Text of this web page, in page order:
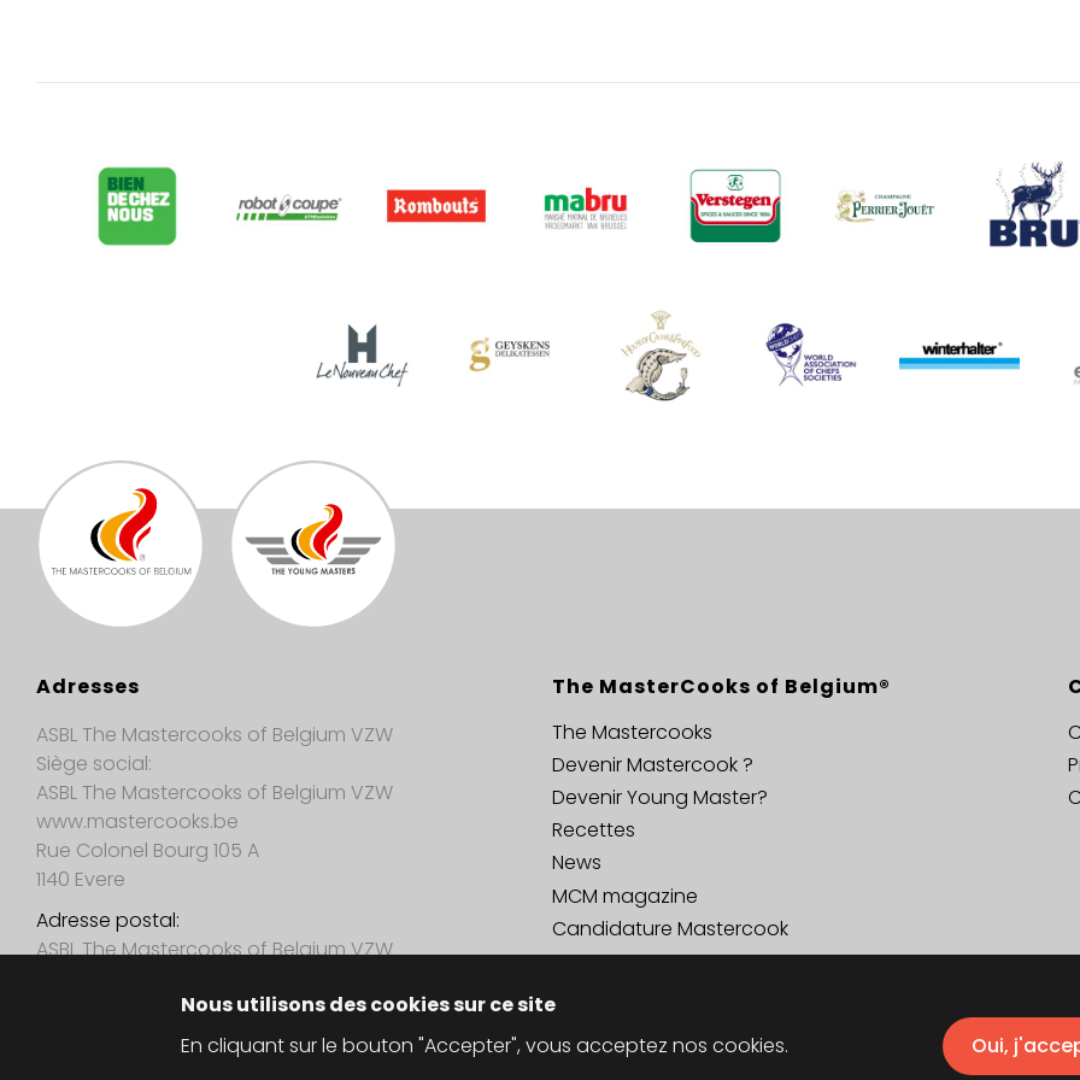
Adresses
ASBL The Mastercooks of Belgium VZW
Siège social:
ASBL The Mastercooks of Belgium VZW
www.mastercooks.be
Rue Colonel Bourg 105 A
1140 Evere
Adresse postal:
ASBL The Mastercooks of Belgium VZW
The MasterCooks of Belgium®
The Mastercooks
Devenir Mastercook ?
Devenir Young Master?
Recettes
News
MCM magazine
Candidature Mastercook
Nous utilisons des cookies sur ce site
En cliquant sur le bouton "Accepter", vous acceptez nos cookies.
Oui,